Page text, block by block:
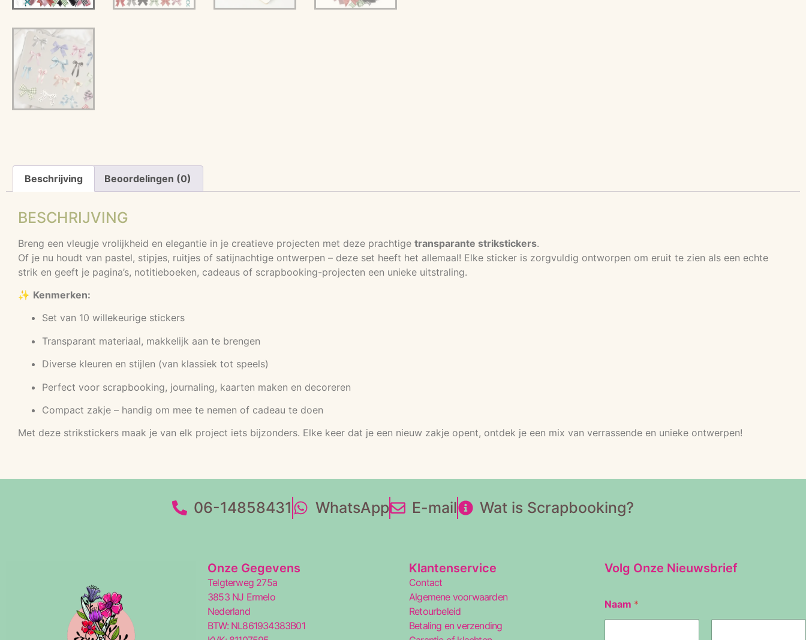
Beschrijving Beoordelingen (0)
BESCHRIJVING
Breng een vleugje vrolijkheid en elegantie in je creatieve projecten met deze prachtige transparante strikstickers.
Of je nu houdt van pastel, stipjes, ruitjes of satijnachtige ontwerpen – deze set heeft het allemaal! Elke sticker is zorgvuldig ontworpen om eruit te zien als een echte
strik en geeft je pagina’s, notitieboeken, cadeaus of scrapbooking-projecten een unieke uitstraling.
✨ Kenmerken:
Set van 10 willekeurige stickers
Transparant materiaal, makkelijk aan te brengen
Diverse kleuren en stijlen (van klassiek tot speels)
Perfect voor scrapbooking, journaling, kaarten maken en decoreren
Compact zakje – handig om mee te nemen of cadeau te doen
Met deze strikstickers maak je van elk project iets bijzonders. Elke keer dat je een nieuw zakje opent, ontdek je een mix van verrassende en unieke ontwerpen!
06-14858431 WhatsApp E-mail Wat is Scrapbooking?
Onze Gegevens
Telgterweg 275a
3853 NJ Ermelo
Nederland
BTW: NL861934383B01
Klantenservice
Contact
Algemene voorwaarden
Retourbeleid
Betaling en verzending
Volg Onze Nieuwsbrief
Naam *